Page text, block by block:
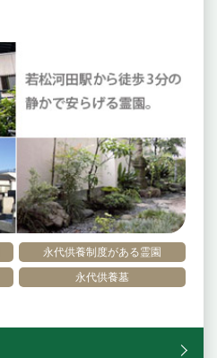
永代供養制度がある霊園
永代供養墓